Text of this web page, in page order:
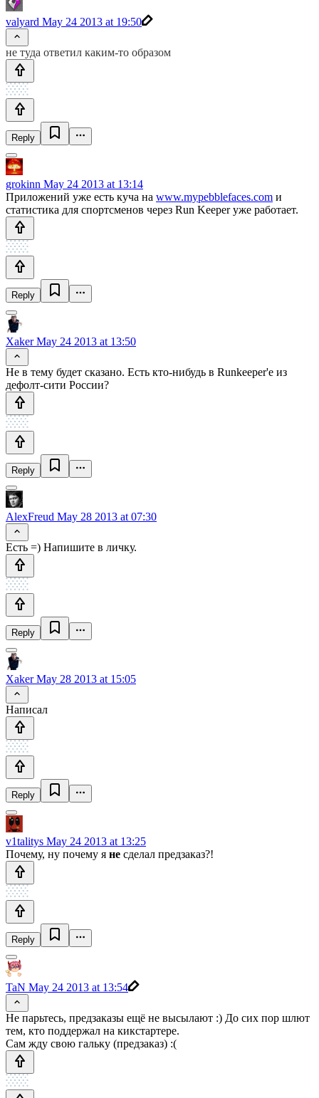
valyard May 24 2013 at 19:50
не туда ответил каким-то образом
Reply
grokinn May 24 2013 at 13:14
Приложений уже есть куча на www.mypebblefaces.com и
статистика для спортсменов через Run Keeper уже работает.
Reply
XakerMay 24 2013 at 13:50
Не в тему будет сказано. Есть кто-нибудь в Runkeeper'е из
дефолт-сити России?
Reply
AlexFreud May 28 2013 at 07:30
Есть =) Напишите в личку.
Reply
XakerMay 28 2013 at 15:05
Написал
Reply
v1talitys May 24 2013 at 13:25
Почему, ну почему я не сделал предзаказ?!
Reply
TaN May 24 2013 at 13:54
Не парьтесь, предзаказы ещё не высылают :) До сих пор шлют
тем, кто поддержал на кикстартере.
Сам жду свою гальку (предзаказ) :(